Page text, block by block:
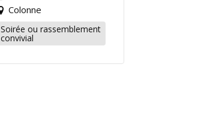
Colonne
Soirée ou rassemblement
convivial